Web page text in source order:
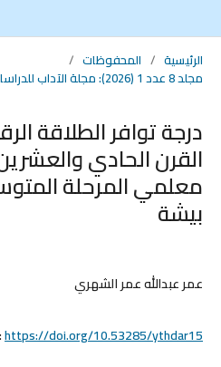
الرئيسية / المحفوظات /
مجلد 8 عدد 1 (2026): مجلة الآداب للدراسات النفسية والتربوية
درجة توافر الطلاقة
القرن الحادي
معلمي المرحلة
بيشة
عمر عبدالله عمر الشهري
https://doi.org/10.53285/ythdar15